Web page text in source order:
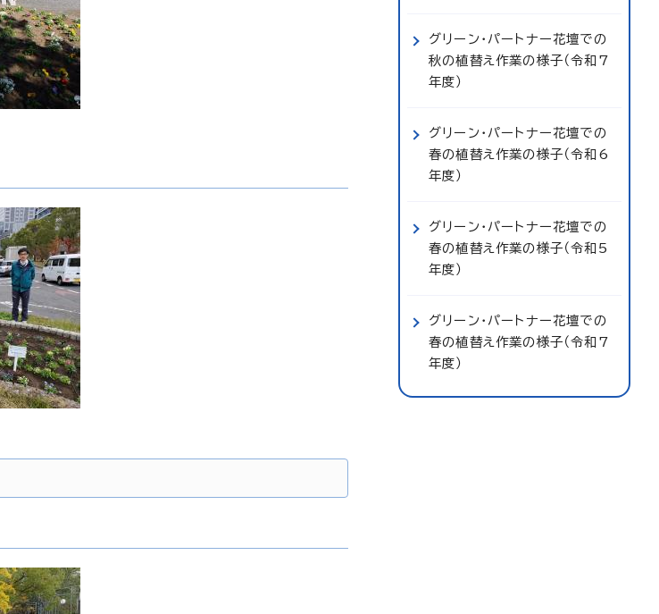
グリーン・パートナー花壇での
秋の植替え作業の様子（令和7
年度）
グリーン・パートナー花壇での
春の植替え作業の様子（令和6
年度）
グリーン・パートナー花壇での
春の植替え作業の様子（令和5
年度）
グリーン・パートナー花壇での
春の植替え作業の様子（令和7
年度）